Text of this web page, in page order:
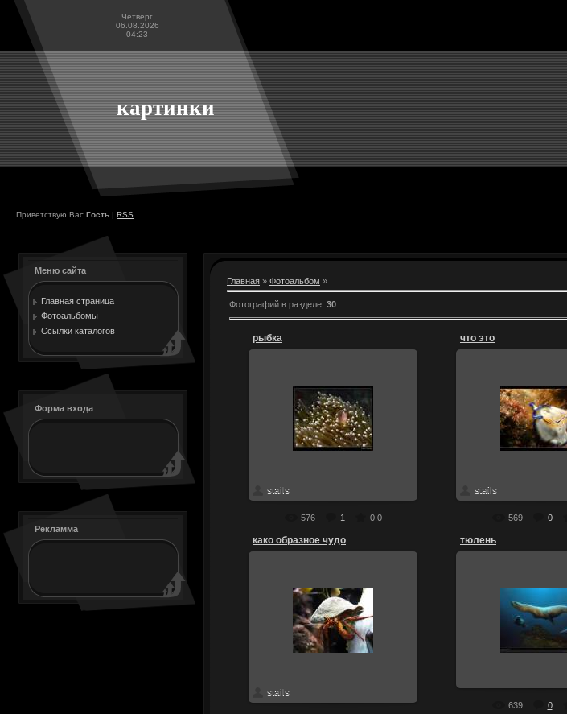
Четверг
06.08.2026
04:23
картинки
Приветствую Вас Гость | RSS
Меню сайта
Главная страница
Фотоальбомы
Ссылки каталогов
Форма входа
Рекламма
Главная » Фотоальбом »
Фотографий в разделе: 30
рыбка
13.07.2010
рыбка выглядывает
скачать
stails
576 1 0.0
что это
13.07.2010
что это
скачать
stails
569 0
како образное чудо
13.07.2010
како образное чудо
скачать
stails
тюлень
13.07.2010
тюлень
639 0